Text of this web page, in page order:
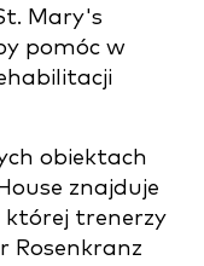
Mary's
pomóc w
obiektach
znajduje
której trenerzy
Rosenkranz